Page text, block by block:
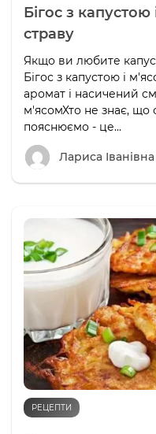
Бігос з капустою
страву
Якщо ви любите
Бігос з капустою і
аромат і насичений
м'ясомХто не знає, що
пояснюємо - це...
Лариса Іванівна
РЕЦЕПТИ